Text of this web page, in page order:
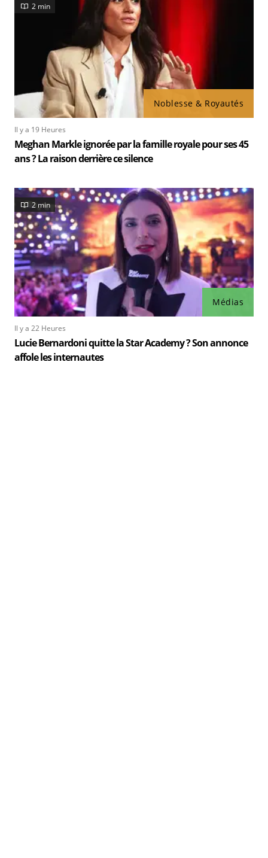
Noblesse & Royautés
2 min
Il y a 19 Heures
Meghan Markle ignorée par la famille royale pour ses 45
ans ? La raison derrière ce silence
Médias
2 min
Il y a 22 Heures
Lucie Bernardoni quitte la Star Academy ? Son annonce
affole les internautes